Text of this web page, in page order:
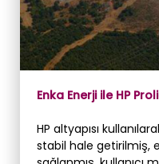
Enka Enerji ile HP
HP altyapısı
stabil hale getirilmiş,